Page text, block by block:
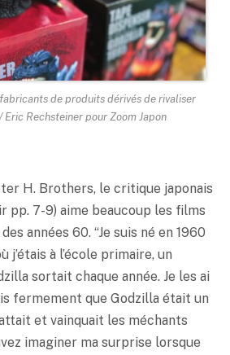
de produits dérivés de rivaliser
Eric Rechsteiner pour Zoom Japon
H. Brothers, le critique japonais
pp. 7-9) aime beaucoup les films
années 60. “Je suis né en 1960
j’étais à l’école primaire, un
sortait chaque année. Je les ai
fermement que Godzilla était un
et vainquait les méchants
imaginer ma surprise lorsque